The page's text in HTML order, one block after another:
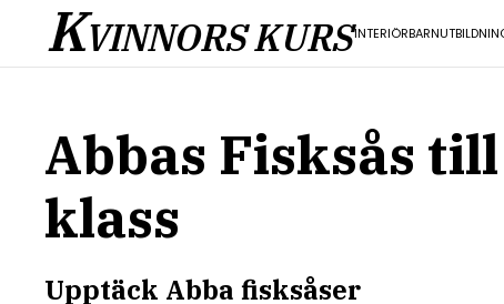
KVINNORS KURSINTERIÖRBARN
Abbas Fisksås
klass
Upptäck Abba fisksåser